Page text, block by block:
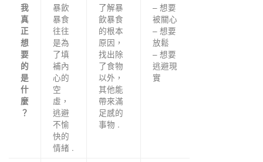
我
真
正
想
要
的
是
什
麼
？
暴飲
暴食
往往
是為
了填
補內
心的
空
虛，
逃避
不愉
快的
情緒 .
了解暴
飲暴食
的根本
原因，
找出除
了食物
以外，
其他能
帶來滿
足感的
事物 .
– 想要
被關心
– 想要
放鬆
– 想要
逃避現
實